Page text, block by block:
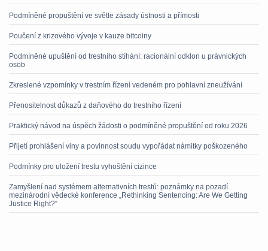
Podmíněné propuštění ve světle zásady ústnosti a přímosti
Poučení z krizového vývoje v kauze bitcoiny
Podmíněné upuštění od trestního stíhání: racionální odklon u právnických
osob
Zkreslené vzpomínky v trestním řízení vedeném pro pohlavní zneužívání
Přenositelnost důkazů z daňového do trestního řízení
Praktický návod na úspěch žádosti o podmíněné propuštění od roku 2026
Přijetí prohlášení viny a povinnost soudu vypořádat námitky poškozeného
Podmínky pro uložení trestu vyhoštění cizince
Zamyšlení nad systémem alternativních trestů: poznámky na pozadí
mezinárodní vědecké konference „Rethinking Sentencing: Are We Getting
Justice Right?“